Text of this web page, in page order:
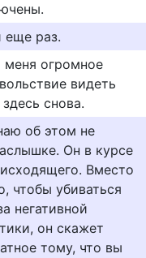
еще раз.
меня огромное
видеть
снова.
об этом не
Он в курсе
Вместо
чтобы убиваться
негативной
он скажет
тому, что вы